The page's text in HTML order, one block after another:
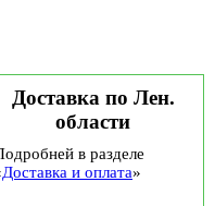
Доставка по Лен.
области
в разделе
Доставка и оплата»